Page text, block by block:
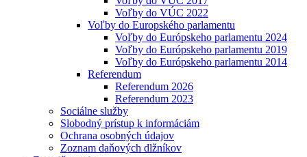
Voľby do VÚC 2022
Voľby do Europského parlamentu
Voľby do Európskeho parlamentu 2024
Voľby do Európskeho parlamentu 2019
Voľby do Európskeho parlamentu 2014
Referendum
Referendum 2026
Referendum 2023
Sociálne služby
Slobodný prístup k informáciám
Ochrana osobných údajov
Zoznam daňových dlžníkov